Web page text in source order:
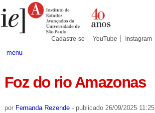
para
conteúdo.
Pessoais
Cadastre-se YouTube Instagram
menu
Foz do rio Amazonas
por Fernanda Rezende - publicado26/09/2025 11:25